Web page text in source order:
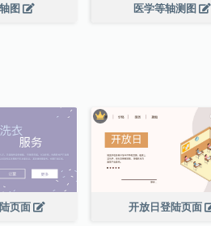
图 医学等轴测图
页面 开放日登陆页面